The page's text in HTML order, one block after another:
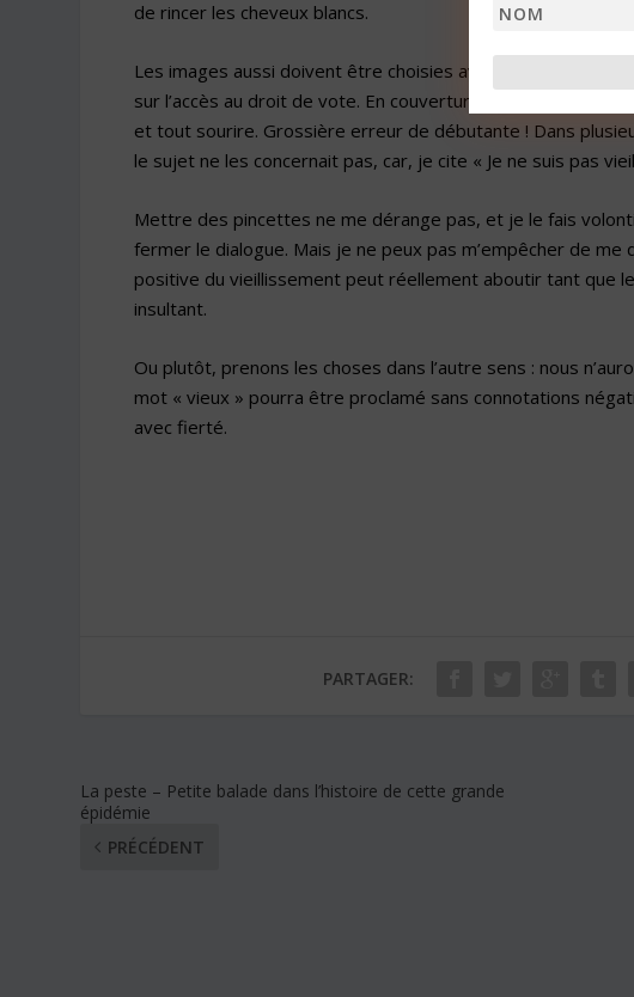
de rincer les cheveux blancs.
Les images aussi doivent être choisies avec soin. Mon
sur l’accès au droit de vote. En couverture, j’avais choisi
et tout sourire. Grossière erreur de débutante ! Dans
le sujet ne les concernait pas, car, je cite « Je ne suis pas
Mettre des pincettes ne me dérange pas, et je le fais
fermer le dialogue. Mais je ne peux pas m’empêcher de
positive du vieillissement peut réellement aboutir tant que
insultant.
Ou plutôt, prenons les choses dans l’autre sens : nous
mot « vieux » pourra être proclamé sans connotations
avec fierté.
Nom
PARTAGER:
La peste – Petite balade dans l’histoire de cette grande
épidémie
PRÉCÉDENT